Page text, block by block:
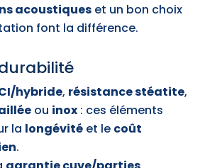
acoustiqueset un bon choix
font la différence.
hybride, résistance stéatite,
ou inox: ces éléments
la longévitéet le coût
.